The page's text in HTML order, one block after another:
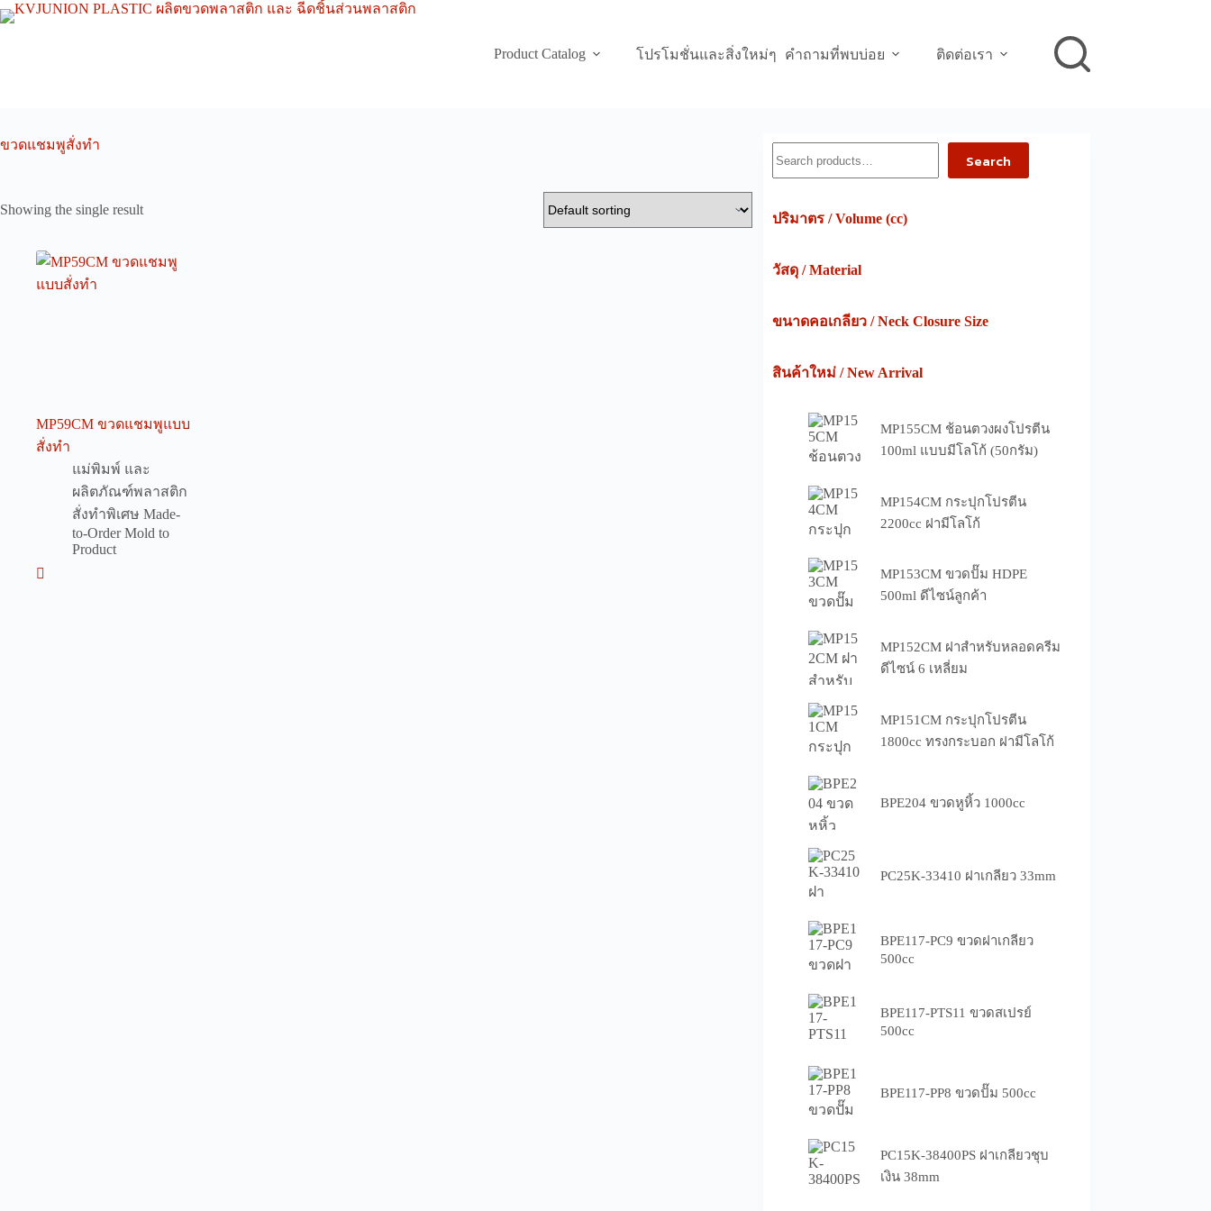
Skip
to
Product Catalog
โปรโมชั่นและสิ่งใหม่ๆ คำถามที่พบบ่อย ติดต่อเรา
ขวดแชมพูสั่งทำ
Showing the single result
MP59CM ขวดแชมพูแบบ
สั่งทำ
แม่พิมพ์ และ
ผลิตภัณฑ์พลาสติก
สั่งทำพิเศษ Made-
to-Order Mold to
Product
Search
ปริมาตร / Volume (cc)
วัสดุ / Material
ขนาดคอเกลียว / Neck Closure Size
สินค้าใหม่ / New Arrival
MP155CM ช้อนตวงผงโปรตีน
100ml แบบมีโลโก้ (50กรัม)
MP154CM กระปุกโปรตีน
2200cc ฝามีโลโก้
MP153CM ขวดปั๊ม HDPE
500ml ดีไซน์ลูกค้า
MP152CM ฝาสำหรับหลอดครีม
ดีไซน์ 6 เหลี่ยม
MP151CM กระปุกโปรตีน
1800cc ทรงกระบอก ฝามีโลโก้
BPE204 ขวดหูหิ้ว 1000cc
PC25K-33410 ฝาเกลียว 33mm
BPE117-PC9 ขวดฝาเกลียว
500cc
BPE117-PTS11 ขวดสเปรย์
500cc
BPE117-PP8 ขวดปั๊ม 500cc
PC15K-38400PS ฝาเกลียวชุบ
เงิน 38mm